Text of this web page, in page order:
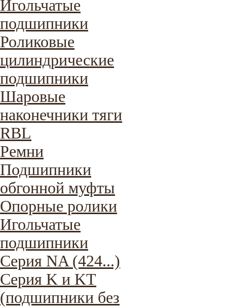
Игольчатые
подшипники
Роликовые
цилиндрические
подшипники
Шаровые
наконечники тяги
RBL
Ремни
Подшипники
обгонной муфты
Опорные ролики
Игольчатые
подшипники
Серия NA (424...)
Серия K и KT
(подшипники без